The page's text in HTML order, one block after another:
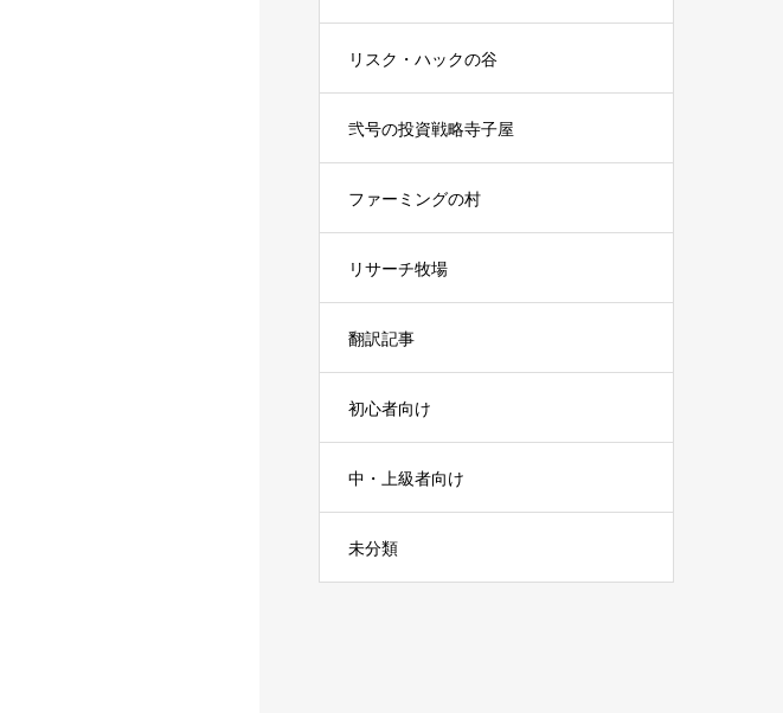
リスク・ハックの谷
弐号の投資戦略寺子屋
ファーミングの村
リサーチ牧場
翻訳記事
初心者向け
中・上級者向け
未分類